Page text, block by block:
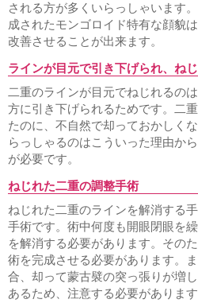
される方が多くいらっしゃいます
成されたモンゴロイド特有な顔貌
改善させることが出来ます。
ラインが目元で引き下げられ、ね
二重のラインが目元でねじれるの
方に引き下げられるためです。二
たのに、不自然で却っておかしく
らっしゃるのはこういった理由か
が必要です。
ねじれた二重の調整手術
ねじれた二重のラインを解消する
手術です。術中何度も開眼閉眼を
を解消する必要があります。その
術を完成させる必要があります。
合、却って蒙古襞の突っ張りが増
あるため、注意する必要があります